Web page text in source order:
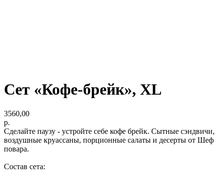
Сет «Кофе-брейк», XL
3560,00
р.
Сделайте паузу - устройте себе кофе брейк. Сытные сэндвичи,
воздушные круассаны, порционные салаты и десерты от Шеф
повара.
Состав сета: